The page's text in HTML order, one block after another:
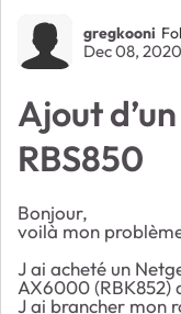
Forumgregkooni
Dec 08, 2020
Ajout
RBS850
Bonjour,
voilà mon
J ai acheté un
AX6000 (RBK852)
J ai brancher mon